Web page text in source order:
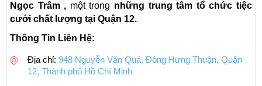
Ngọc Trâm , một trong những trung tâm tổ chức tiệc
cưới chất lượng tại Quận 12.
Thông Tin Liên Hệ:
Địa chỉ: 948 Nguyễn Văn Quá, Đông Hưng Thuận, Quận
12, Thành phố Hồ Chí Minh